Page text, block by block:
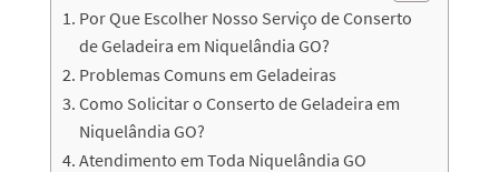
Por Que Escolher Nosso Serviço de Conserto
de Geladeira em Niquelândia GO?
Problemas Comuns em Geladeiras
Como Solicitar o Conserto de Geladeira em
Niquelândia GO?
Atendimento em Toda Niquelândia GO